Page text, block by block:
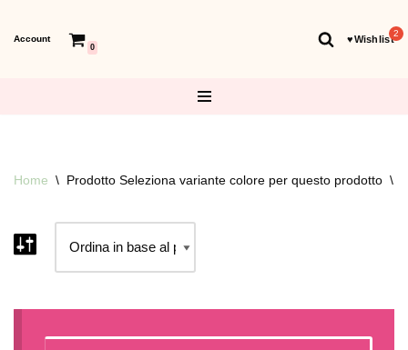
Account
0
♥︎Wishlist
Home \ Prodotto Seleziona variante colore per questo prodotto \